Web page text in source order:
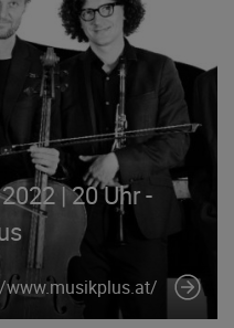
| 20 Uhr -
www.musikplus.at/